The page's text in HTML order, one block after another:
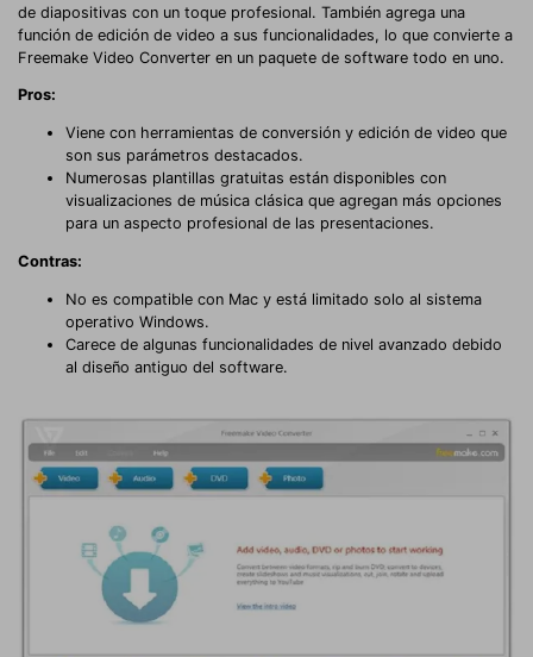
de diapositivas con un toque profesional. También agrega una
función de edición de video a sus funcionalidades, lo que convierte a
Freemake Video Converter en un paquete de software todo en uno.
Pros:
Viene con herramientas de conversión y edición de video que
son sus parámetros destacados.
Numerosas plantillas gratuitas están disponibles con
visualizaciones de música clásica que agregan más opciones
para un aspecto profesional de las presentaciones.
Contras:
No es compatible con Mac y está limitado solo al sistema
operativo Windows.
Carece de algunas funcionalidades de nivel avanzado debido
al diseño antiguo del software.